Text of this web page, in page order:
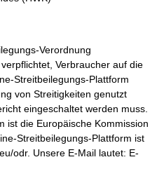
Verordnung
Verbraucher auf die
Streitbeilegungs-Plattform
von Streitigkeiten genutzt
eingeschaltet werden muss.
ist die Europäische Kommission
Streitbeilegungs-Plattform ist
odr. Unsere E-Mail lautet: E-